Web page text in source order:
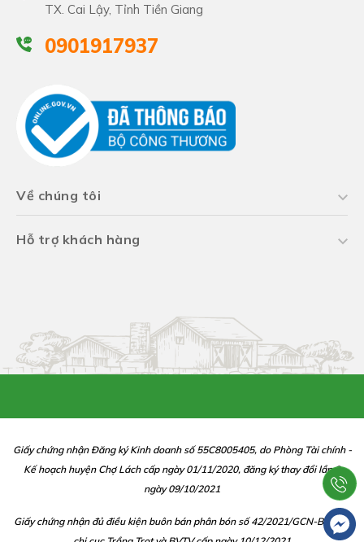
TX. Cai Lậy, Tỉnh Tiền Giang
0901917937
Về chúng tôi
Hỗ trợ khách hàng
Giấy chứng nhận Đăng ký Kinh doanh số 55C8005405, do Phòng Tài chính -
Kế hoạch huyện Chợ Lách cấp ngày 01/11/2020, đăng ký thay đổi lần 2
ngày 09/10/2021
Giấy chứng nhận đủ điều kiện buôn bán phân bón số 42/2021/GCN-BBP do